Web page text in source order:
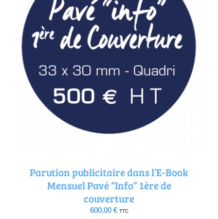
Parution publicitaire dans l’E-Book
Mensuel Pavé “Info” 1ère de
couverture
600,00 € TTC